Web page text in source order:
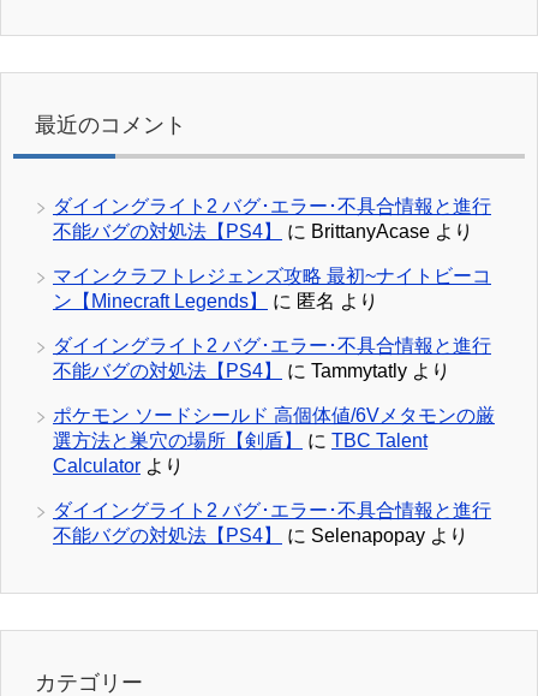
最近のコメント
ダイイングライト2 バグ･エラー･不具合情報と進行
不能バグの対処法【PS4】
に BrittanyAcase より
マインクラフトレジェンズ攻略 最初~ナイトビーコ
ン【Minecraft Legends】
に 匿名 より
ダイイングライト2 バグ･エラー･不具合情報と進行
不能バグの対処法【PS4】
に Tammytatly より
ポケモン ソードシールド 高個体値/6Vメタモンの厳
選方法と巣穴の場所【剣盾】
に TBC Talent
Calculator より
ダイイングライト2 バグ･エラー･不具合情報と進行
不能バグの対処法【PS4】
に Selenapopay より
カテゴリー